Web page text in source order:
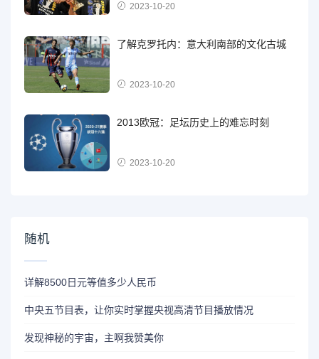
2023-10-20
了解克罗托内：意大利南部的文化古城
2023-10-20
2013欧冠：足坛历史上的难忘时刻
2023-10-20
随机
详解8500日元等值多少人民币
中央五节目表，让你实时掌握央视高清节目播放情况
发现神秘的宇宙，主啊我赞美你